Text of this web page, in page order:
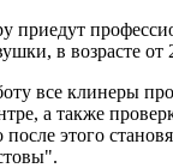
приедут
в возрасте от
все клинеры
а также
после этого